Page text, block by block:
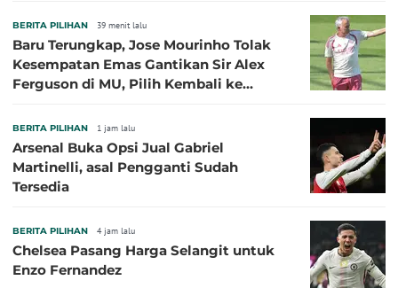
BERITA PILIHAN 39 menit lalu
Baru Terungkap, Jose Mourinho Tolak
Kesempatan Emas Gantikan Sir Alex
Ferguson di MU, Pilih Kembali ke
BERITA PILIHAN 1 jam lalu
Arsenal Buka Opsi Jual Gabriel
Martinelli, asal Pengganti Sudah
Tersedia
BERITA PILIHAN 4 jam lalu
Chelsea Pasang Harga Selangit untuk
Enzo Fernandez